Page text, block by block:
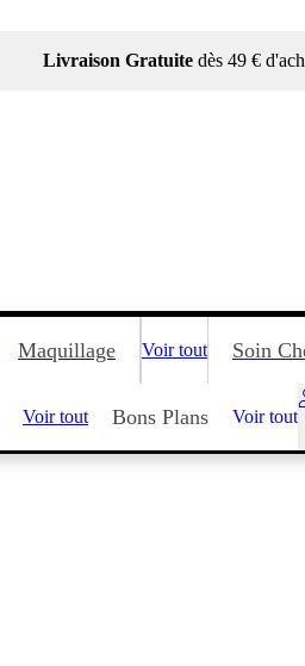
Livraison Gratuitedès 49 €
Maquillage Voir tout Soin
Voir tout Bons Plans Voir tout